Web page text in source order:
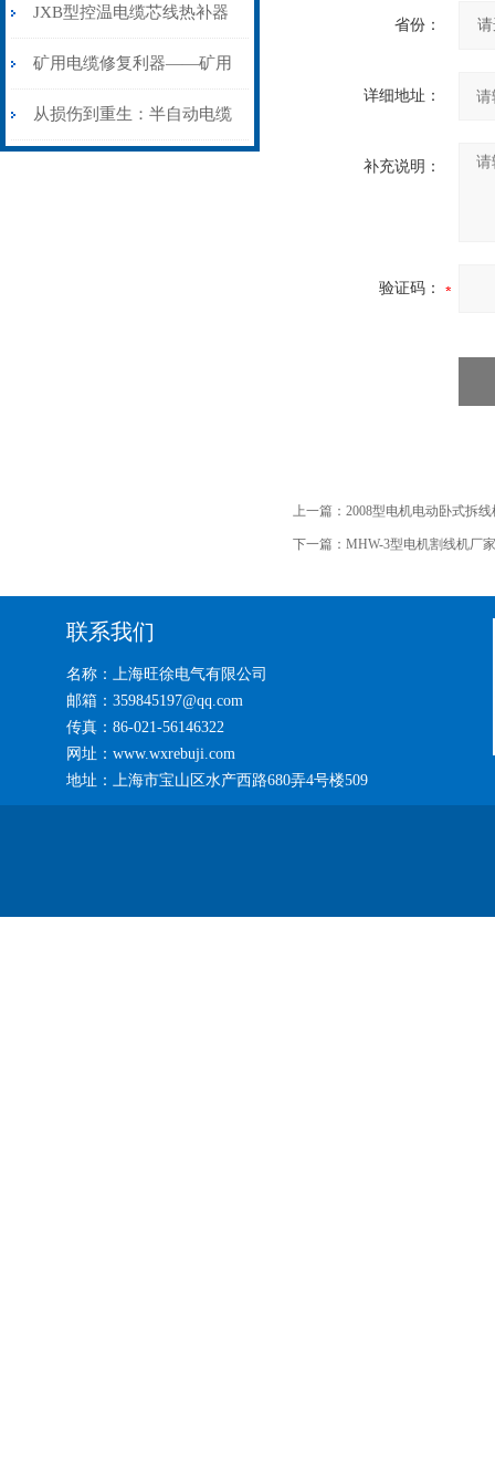
步作业法
山电力动脉的“智能外科医
生”
JXB型控温电缆芯线热补器
安装与接线：精准修复的工
艺基石
矿用电缆修复利器——矿用
电缆热补机智能控温，安全
从损伤到重生：半自动电缆
省份：
详细地址：
补充说明：
验证码：
上一篇： 2008型电机电动卧式拆
下一篇： MHW-3型电机割线机厂家
联系我们
名称：上海旺徐电气有限公司
邮箱：359845197@qq.com
传真：86-021-56146322
网址：www.wxrebuji.com
地址：上海市宝山区水产西路680弄4号楼509